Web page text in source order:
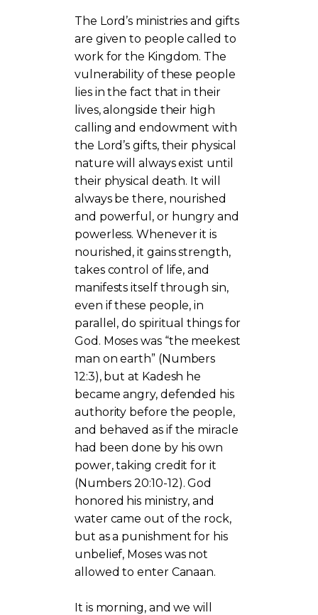
The Lord’s ministries and gifts
are given to people called to
work for the Kingdom. The
vulnerability of these people
lies in the fact that in their
lives, alongside their high
calling and endowment with
the Lord’s gifts, their physical
nature will always exist until
their physical death. It will
always be there, nourished
and powerful, or hungry and
powerless. Whenever it is
nourished, it gains strength,
takes control of life, and
manifests itself through sin,
even if these people, in
parallel, do spiritual things for
God. Moses was “the meekest
man on earth” (Numbers
12:3), but at Kadesh he
became angry, defended his
authority before the people,
and behaved as if the miracle
had been done by his own
power, taking credit for it
(Numbers 20:10-12). God
honored his ministry, and
water came out of the rock,
but as a punishment for his
unbelief, Moses was not
allowed to enter Canaan.
It is morning, and we will